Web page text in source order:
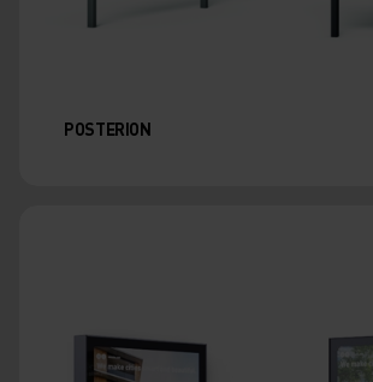
POSTERION